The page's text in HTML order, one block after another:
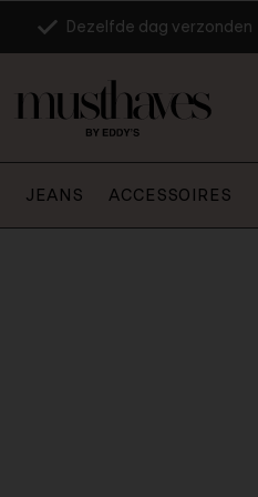
JEANS ACCESSOIRES
Dezelfde dag verzonden